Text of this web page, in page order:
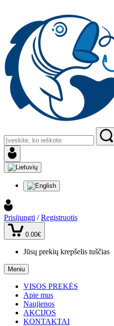
Prisijungti / Registruotis
0.00€
Jūsų prekių krepšelis tuščias
Meniu
VISOS PREKĖS
Apie mus
Naujienos
AKCIJOS
KONTAKTAI